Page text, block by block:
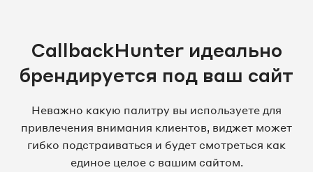
CallbackHunter идеально
брендируется под ваш сайт
Неважно какую палитру вы используете для
привлечения внимания клиентов, виджет может
гибко подстраиваться и будет смотреться как
единое целое с вашим сайтом.